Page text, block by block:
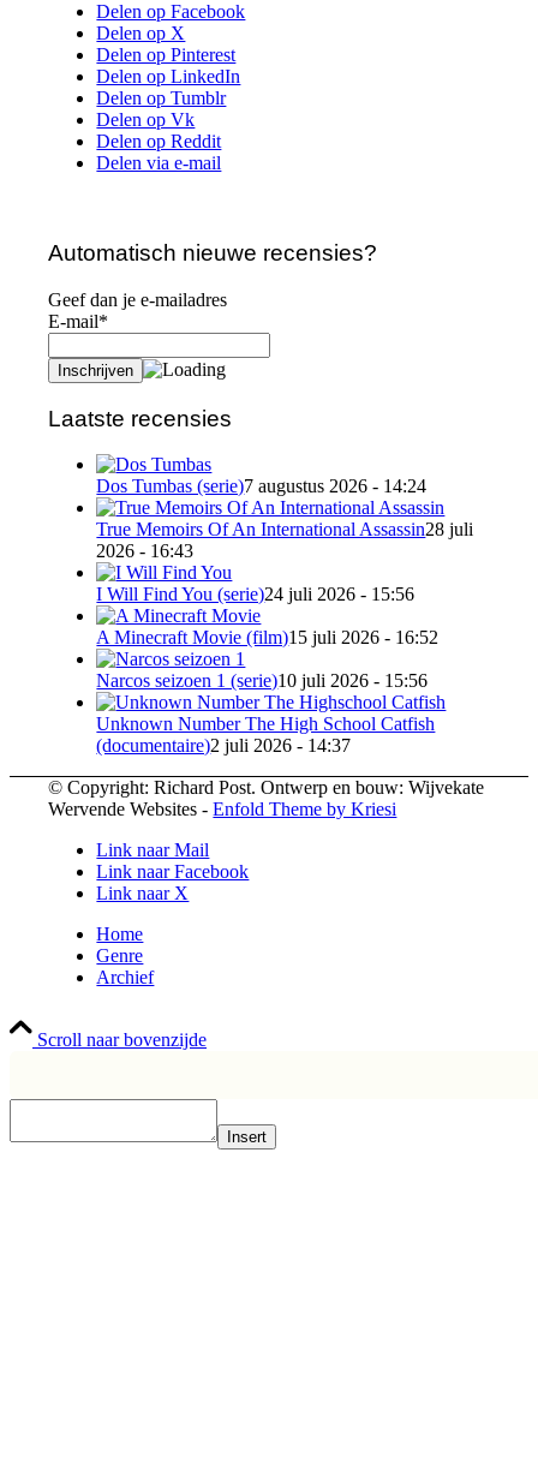
Delen op Facebook
Delen op X
Delen op Pinterest
Delen op LinkedIn
Delen op Tumblr
Delen op Vk
Delen op Reddit
Delen via e-mail
Automatisch nieuwe recensies?
Geef dan je e-mailadres
E-mail*
Laatste recensies
Dos Tumbas (serie)7 augustus 2026 - 14:24
True Memoirs Of An International Assassin28 juli
2026 - 16:43
I Will Find You (serie)24 juli 2026 - 15:56
A Minecraft Movie (film)15 juli 2026 - 16:52
Narcos seizoen 1 (serie)10 juli 2026 - 15:56
Unknown Number The High School Catfish
(documentaire)2 juli 2026 - 14:37
© Copyright: Richard Post. Ontwerp en bouw: Wijvekate
Wervende Websites -Enfold Theme by Kriesi
Link naar Mail
Link naar Facebook
Link naar X
Home
Genre
Archief
Scroll naar bovenzijde
Insert